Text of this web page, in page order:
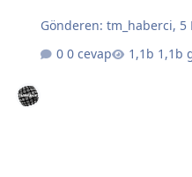
Gönderen:tm_haberci, 5
0 cevap
1,1b